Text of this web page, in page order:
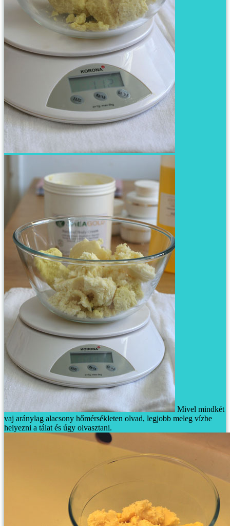
Mivel mindkét
vaj aránylag alacsony hőmérsékleten olvad, legjobb meleg vízbe
helyezni a tálat és úgy olvasztani.